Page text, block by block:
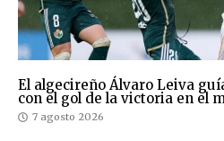
El algecireño Álvaro Leiva
con el gol de la victoria en el
7 agosto 2026